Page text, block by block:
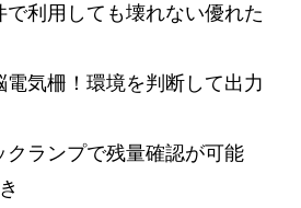
利用しても壊れない優れた
気柵！環境を判断して出力
クランプで残量確認が可能